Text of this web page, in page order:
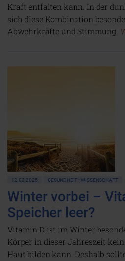
Kraft entfalten kann. In der
sich diese Kombination
Abwehrkräfte und Stimmung.
12.02.2025 GESUNDHEIT • WISSENSCHAFT
Winter vorbei –
Speicher leer?
Vitamin D ist im Winter
Körper in dieser Jahreszeit
Haut bilden kann. Deshalb